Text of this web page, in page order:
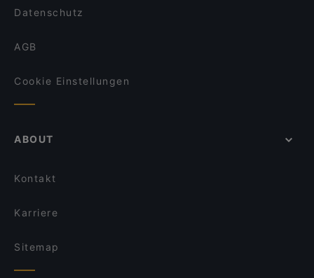
Datenschutz
AGB
Cookie Einstellungen
ABOUT
Kontakt
Karriere
Sitemap